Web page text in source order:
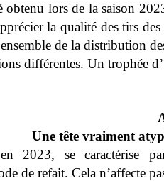
lors de la saison
la qualité des tirs
de la distribution
différentes. Un trophée
Une tête vraiment
2023, se caractérise
de refait. Cela n’affecte